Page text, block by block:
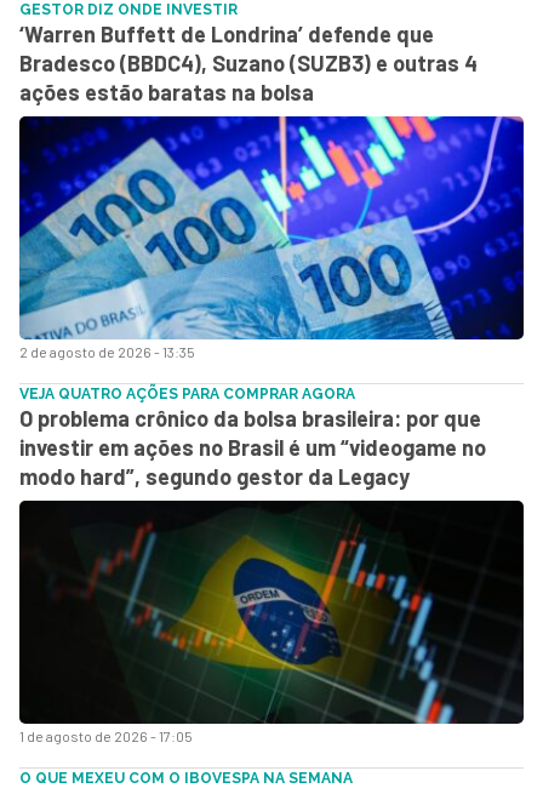
2 de agosto de 2026 - 13:35
GESTOR DIZ ONDE INVESTIR
‘Warren Buffett de Londrina’ defende que
Bradesco (BBDC4), Suzano (SUZB3) e outras 4
ações estão baratas na bolsa
1 de agosto de 2026 - 17:05
VEJA QUATRO AÇÕES PARA COMPRAR AGORA
O problema crônico da bolsa brasileira: por que
investir em ações no Brasil é um “videogame no
modo hard”, segundo gestor da Legacy
O QUE MEXEU COM O IBOVESPA NA SEMANA